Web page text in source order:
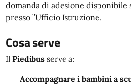
domanda di adesione disponibile
presso l’Ufficio Istruzione.
Cosa serve
Il Piedibus serve a:
Accompagnare i bambini a